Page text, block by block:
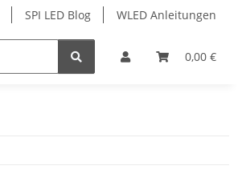
SPI LED Blog WLED Anleitungen
0,00 €
Zubehör